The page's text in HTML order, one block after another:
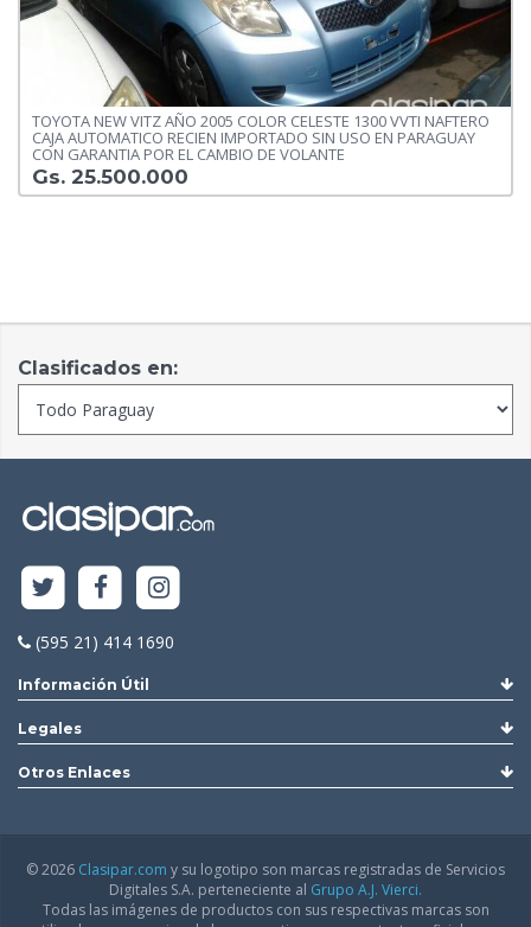
TOYOTA NEW VITZ AÑO 2005 COLOR CELESTE 1300 VVTI NAFTERO
CAJA AUTOMATICO RECIEN IMPORTADO SIN USO EN PARAGUAY
CON GARANTIA POR EL CAMBIO DE VOLANTE
Gs. 25.500.000
Clasificados en:
(595 21) 414 1690
Información Útil
Legales
Otros Enlaces
© 2026 Clasipar.com y su logotipo son marcas registradas de Servicios
Digitales S.A. perteneciente al Grupo A.J. Vierci.
Todas las imágenes de productos con sus respectivas marcas son